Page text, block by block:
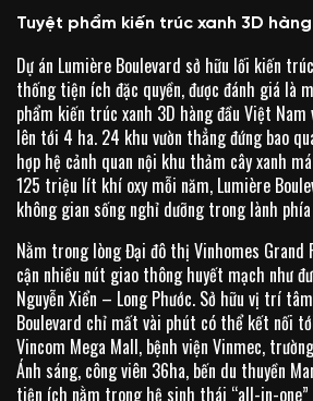
Tuyệt phẩm kiến trúc xanh 3D
Dự án Lumière Boulevard sở hữu lối kiến
thống tiện ích đặc quyền, được đánh giá là
phẩm kiến trúc xanh 3D hàng đầu Việt
lên tới 4 ha. 24 khu vườn thẳng đứng bao
hợp hệ cảnh quan nội khu thảm cây xanh
125 triệu lít khí oxy mỗi năm, Lumière
không gian sống nghỉ dưỡng trong lành phía
Nằm trong lòng Đại đô thị Vinhomes Grand
cận nhiều nút giao thông huyết mạch như
Nguyễn Xiển – Long Phước. Sở hữu vị trí
Boulevard chỉ mất vài phút có thể kết nối
Vincom Mega Mall, bệnh viện Vinmec,
Ánh sáng, công viên 36ha, bến du thuyền
tiện ích nằm trong hệ sinh thái “all-in-one”